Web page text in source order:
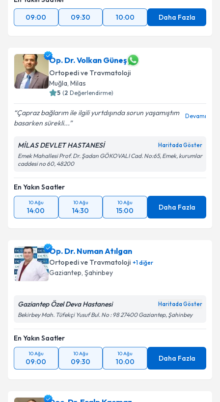
En Yakın Saatler
09:00
09:30 10:00 Daha Fazla
Op. Dr. Volkan Güneş
Ortopedi ve Travmatoloji
Muğla,Milas
( Değerlendirme)
Çapraz bağlarım ile ilgili yurtdışında sorun yaşamıştım
basarken sürekli...
MİLAS DEVLET HASTANESİ
Emek Mahallesi Prof. Dr. Şadan GÖKOVALI Cad. No:65, Emek, kurumlar
caddesi no 60, 48200
En Yakın Saatler
10 Ağu
14:00
10 Ağu
14:30
10 Ağu
15:00 Daha Fazla
Op. Dr. Numan Atılgan
Ortopedi ve Travmatoloji diğer
Gaziantep, Şahinbey
Gaziantep Özel Deva Hastanesi
Bekirbey Mah. Tüfekçi Yusuf Bul. No : 98 27400 Gaziantep, Şahinbey
En Yakın Saatler
10 Ağu
09:00
10 Ağu
09:30
10 Ağu
10:00 Daha Fazla